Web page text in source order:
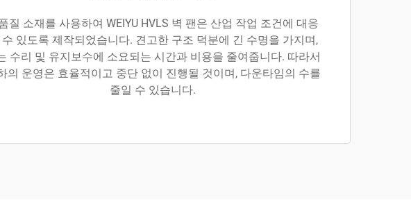
질 소재를 사용하여 WEIYU HVLS 벽 팬은 산업 작업 조건에 대응
수 있도록 제작되었습니다. 견고한 구조 덕분에 긴 수명을 가지며,
수리 및 유지보수에 소요되는 시간과 비용을 줄여줍니다. 따라서
의 운영은 효율적이고 중단 없이 진행될 것이며, 다운타임의 수를
줄일 수 있습니다.